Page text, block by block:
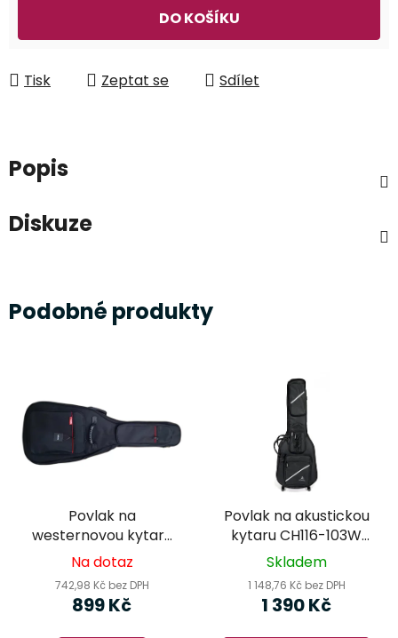
DO KOŠÍKU
Tisk Zeptat se Sdílet
Popis
Diskuze
Podobné produkty
Povlak na
westernovou kytaru
Virus VGB1200W
Na dotaz
742,98 Kč bez DPH
899 Kč
Povlak na akustickou
kytaru CH116-103W
Silver Line
Skladem
1 148,76 Kč bez DPH
1 390 Kč